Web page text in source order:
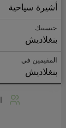
أشيرة سياحية
جنسيتك
بنغلاديش
المقيمين في
بنغلاديش